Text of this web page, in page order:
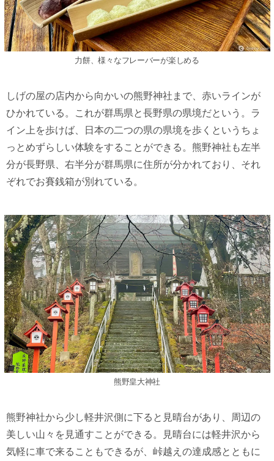
力餅、様々なフレーバーが楽しめる
しげの屋の店内から向かいの熊野神社まで、赤いラインが
ひかれている。これが群馬県と長野県の県境だという。ラ
イン上を歩けば、日本の二つの県の県境を歩くというちょ
っとめずらしい体験をすることができる。熊野神社も左半
分が長野県、右半分が群馬県に住所が分かれており、それ
ぞれでお賽銭箱が別れている。
熊野皇大神社
熊野神社から少し軽井沢側に下ると見晴台があり、周辺の
美しい山々を見通すことができる。見晴台には軽井沢から
気軽に車で来ることもできるが、峠越えの達成感とともに